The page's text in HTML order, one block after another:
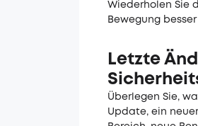
Wiederholen Sie
Bewegung
Letzte
Überlegen Sie,
Update, ein